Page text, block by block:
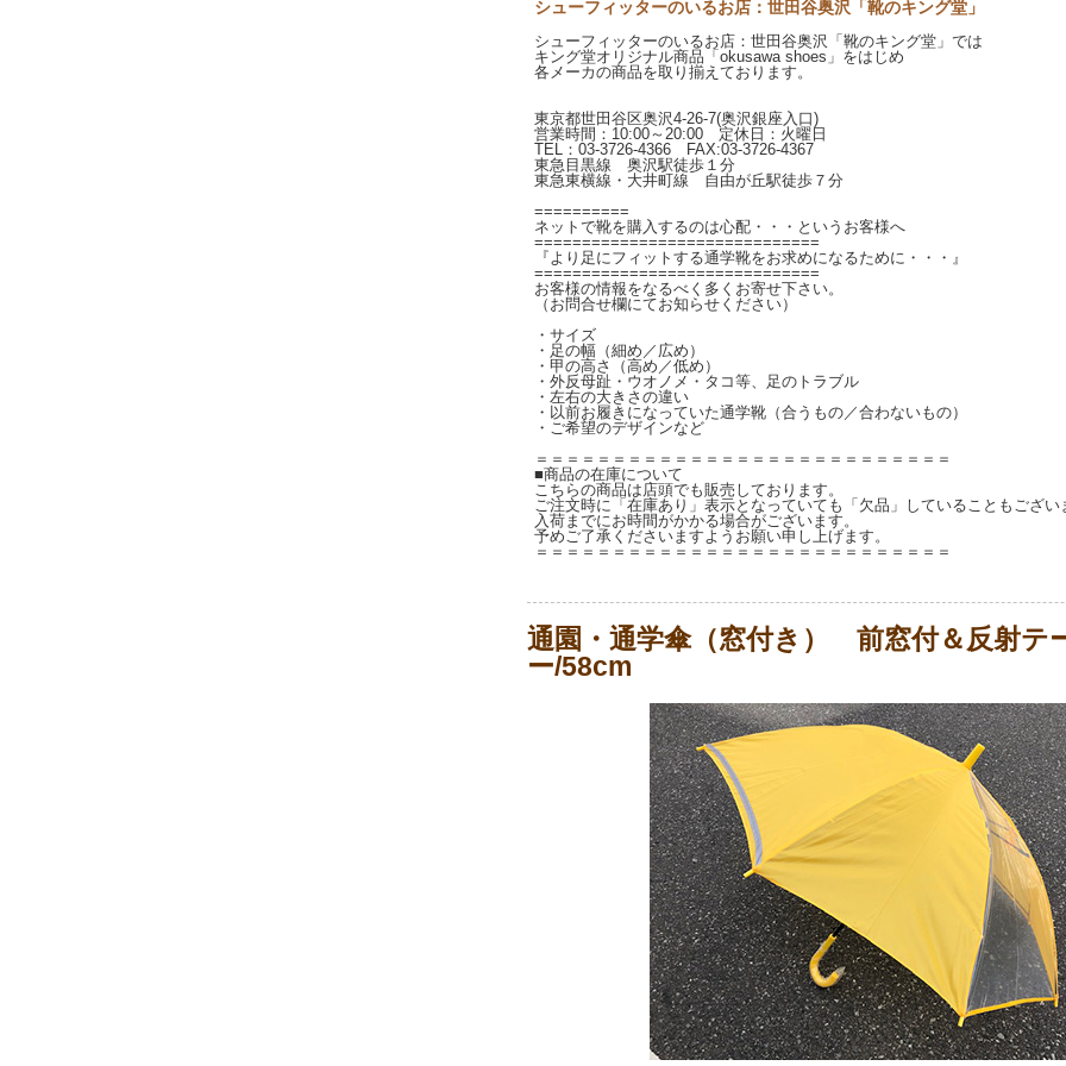
シューフィッターのいるお店：世田谷奥沢「靴のキング堂」
シューフィッターのいるお店：世田谷奥沢「靴のキング堂」では
キング堂オリジナル商品「okusawa shoes」をはじめ
各メーカの商品を取り揃えております。
東京都世田谷区奥沢4-26-7(奥沢銀座入口)
営業時間：10:00～20:00 定休日：火曜日
TEL：03-3726-4366 FAX:03-3726-4367
東急目黒線 奥沢駅徒歩１分
東急東横線・大井町線 自由が丘駅徒歩７分
==========
ネットで靴を購入するのは心配・・・というお客様へ
==============================
『より足にフィットする通学靴をお求めになるために・・・』
==============================
お客様の情報をなるべく多くお寄せ下さい。
（お問合せ欄にてお知らせください）
・サイズ
・足の幅（細め／広め）
・甲の高さ（高め／低め）
・外反母趾・ウオノメ・タコ等、足のトラブル
・左右の大きさの違い
・以前お履きになっていた通学靴（合うもの／合わないもの）
・ご希望のデザインなど
＝＝＝＝＝＝＝＝＝＝＝＝＝＝＝＝＝＝＝＝＝＝＝＝＝＝＝
■商品の在庫について
こちらの商品は店頭でも販売しております。
ご注文時に「在庫あり」表示となっていても「欠品」していることもござい
入荷までにお時間がかかる場合がございます。
予めご了承くださいますようお願い申し上げます。
＝＝＝＝＝＝＝＝＝＝＝＝＝＝＝＝＝＝＝＝＝＝＝＝＝＝＝
通園・通学傘（窓付き） 前窓付＆反射
ー/58cm